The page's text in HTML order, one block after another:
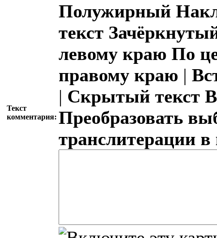
Текст
комментария:
Полужирный
текст
левому краю По
правому краю |
| Скрытый текст
Преобразовать
транслитерации